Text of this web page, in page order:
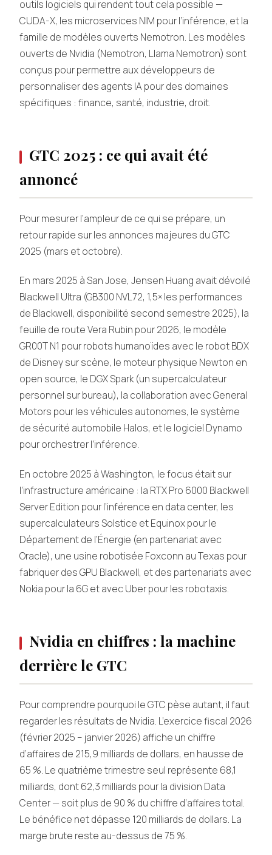
outils logiciels qui rendent tout cela possible —
CUDA-X, les microservices NIM pour l’inférence, et la
famille de modèles ouverts Nemotron. Les modèles
ouverts de Nvidia (Nemotron, Llama Nemotron) sont
conçus pour permettre aux développeurs de
personnaliser des agents IA pour des domaines
spécifiques : finance, santé, industrie, droit.
GTC 2025 : ce qui avait été
annoncé
Pour mesurer l’ampleur de ce qui se prépare, un
retour rapide sur les annonces majeures du GTC
2025 (mars et octobre).
En mars 2025 à San Jose, Jensen Huang avait dévoilé
Blackwell Ultra (GB300 NVL72, 1,5× les performances
de Blackwell, disponibilité second semestre 2025), la
feuille de route Vera Rubin pour 2026, le modèle
GR00T N1 pour robots humanoïdes avec le robot BDX
de Disney sur scène, le moteur physique Newton en
open source, le DGX Spark (un supercalculateur
personnel sur bureau), la collaboration avec General
Motors pour les véhicules autonomes, le système
de sécurité automobile Halos, et le logiciel Dynamo
pour orchestrer l’inférence.
En octobre 2025 à Washington, le focus était sur
l’infrastructure américaine : la RTX Pro 6000 Blackwell
Server Edition pour l’inférence en data center, les
supercalculateurs Solstice et Equinox pour le
Département de l’Énergie (en partenariat avec
Oracle), une usine robotisée Foxconn au Texas pour
fabriquer des GPU Blackwell, et des partenariats avec
Nokia pour la 6G et avec Uber pour les robotaxis.
Nvidia en chiffres : la machine
derrière le GTC
Pour comprendre pourquoi le GTC pèse autant, il faut
regarder les résultats de Nvidia. L’exercice fiscal 2026
(février 2025 – janvier 2026) affiche un chiffre
d’affaires de 215,9 milliards de dollars, en hausse de
65 %. Le quatrième trimestre seul représente 68,1
milliards, dont 62,3 milliards pour la division Data
Center — soit plus de 90 % du chiffre d’affaires total.
Le bénéfice net dépasse 120 milliards de dollars. La
marge brute reste au-dessus de 75 %.